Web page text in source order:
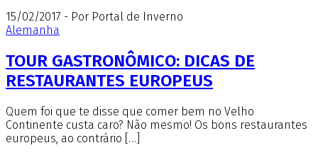
15/02/2017 - Por Portal de Inverno
Alemanha
TOUR GASTRONÔMICO: DICAS DE
RESTAURANTES EUROPEUS
Quem foi que te disse que comer bem no Velho
Continente custa caro? Não mesmo! Os bons restaurantes
europeus, ao contrário […]